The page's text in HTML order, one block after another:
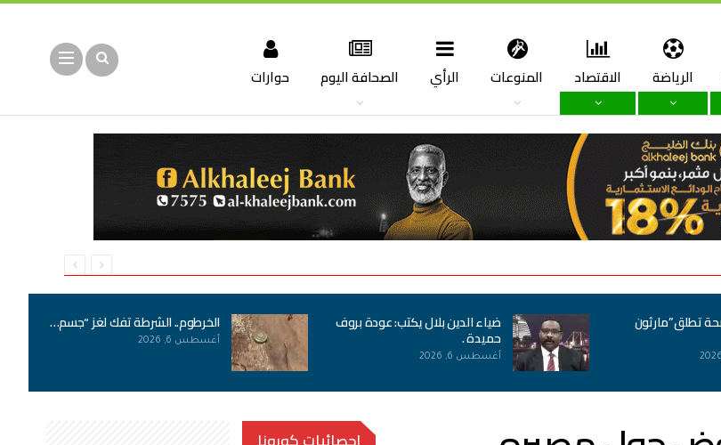
الرياضة الاقتصاد المنوعات الرأي الصحافة اليوم حوارات
تطلق”مارثون ضياء الدين بلال يكتب: عودة بروف
حميدة .
أغسطس 6, 2026
الخرطوم.. الشرطة تفك لغز “جسم…
أغسطس 6, 2026